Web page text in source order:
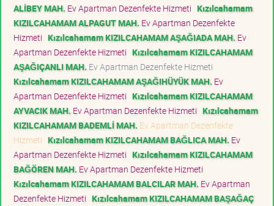
ALİBEY MAH. Ev Apartman Dezenfekte Hizmeti Kızılcahamam
KIZILCAHAMAM ALPAGUT MAH. Ev Apartman Dezenfekte
Hizmeti Kızılcahamam KIZILCAHAMAM AŞAĞIADA MAH. Ev
Apartman Dezenfekte Hizmeti Kızılcahamam KIZILCAHAMAM
AŞAĞIÇANLI MAH. Ev Apartman Dezenfekte Hizmeti
Kızılcahamam KIZILCAHAMAM AŞAĞIHÜYÜK MAH. Ev
Apartman Dezenfekte Hizmeti Kızılcahamam KIZILCAHAMAM
AYVACIK MAH. Ev Apartman Dezenfekte Hizmeti Kızılcahamam
KIZILCAHAMAM BADEMLİ MAH. Ev Apartman Dezenfekte
Hizmeti Kızılcahamam KIZILCAHAMAM BAĞLICA MAH. Ev
Apartman Dezenfekte Hizmeti Kızılcahamam KIZILCAHAMAM
BAĞÖREN MAH. Ev Apartman Dezenfekte Hizmeti
Kızılcahamam KIZILCAHAMAM BALCILAR MAH. Ev Apartman
Dezenfekte Hizmeti Kızılcahamam KIZILCAHAMAM BAŞAĞAÇ